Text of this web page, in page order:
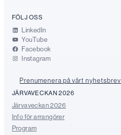
FÖLJ OSS
LinkedIn
YouTube
Facebook
Instagram
Prenumenera på vårt nyhetsbrev
JÄRVAVECKAN 2026
Järvaveckan 2026
Info för arrangörer
Program